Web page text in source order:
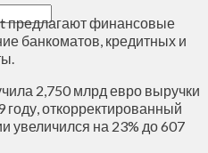
предлагают финансовые
банкоматов, кредитных и
2,750 млрд евро выручки
откорректированный
увеличился на 23% до 607